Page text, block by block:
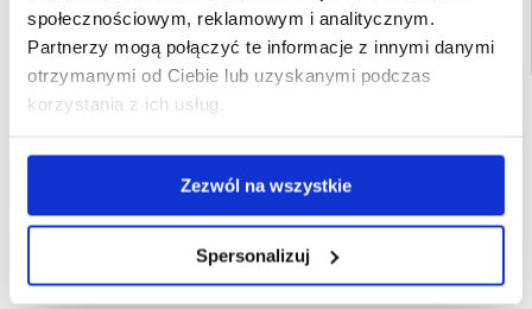
społecznościowym, reklamowym i analitycznym.
Partnerzy mogą połączyć te informacje z innymi danymi
otrzymanymi od Ciebie lub uzyskanymi podczas
korzystania z ich usług.
Zezwól na wszystkie
Spersonalizuj
SZYBKA DOSTAWA
OBSŁUGA TELEFONICZNA
30-DNIOWA POLITYKA ZWROTU
PONAD 8 000 000 ZADOWOLONYCH